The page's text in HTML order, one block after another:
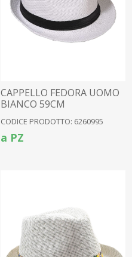
CAPPELLO FEDORA UOMO
BIANCO 59CM
CODICE PRODOTTO: 6260995
a PZ